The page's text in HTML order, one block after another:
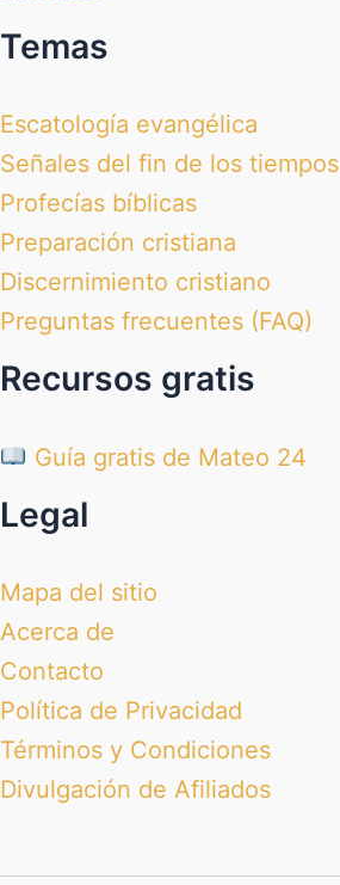
Temas
Escatología evangélica
Señales del fin de los tiempos
Profecías bíblicas
Preparación cristiana
Discernimiento cristiano
Preguntas frecuentes (FAQ)
Recursos gratis
Guía gratis de Mateo 24
Legal
Mapa del sitio
Acerca de
Contacto
Política de Privacidad
Términos y Condiciones
Divulgación de Afiliados